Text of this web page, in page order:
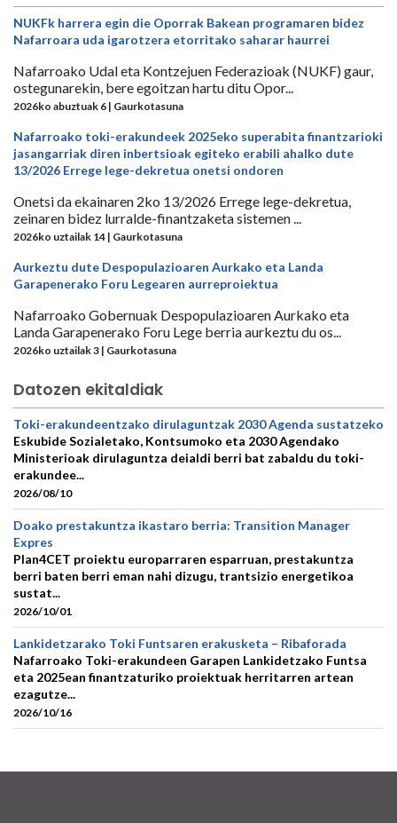
NUKFk harrera egin die Oporrak Bakean programaren bidez
Nafarroara uda igarotzera etorritako saharar haurrei
Nafarroako Udal eta Kontzejuen Federazioak (NUKF) gaur,
ostegunarekin, bere egoitzan hartu ditu Opor...
2026ko abuztuak 6 | Gaurkotasuna
Nafarroako toki-erakundeek 2025eko superabita finantzarioki
jasangarriak diren inbertsioak egiteko erabili ahalko dute
13/2026 Errege lege-dekretua onetsi ondoren
Onetsi da ekainaren 2ko 13/2026 Errege lege-dekretua,
zeinaren bidez lurralde-finantzaketa sistemen ...
2026ko uztailak 14 | Gaurkotasuna
Aurkeztu dute Despopulazioaren Aurkako eta Landa
Garapenerako Foru Legearen aurreproiektua
Nafarroako Gobernuak Despopulazioaren Aurkako eta
Landa Garapenerako Foru Lege berria aurkeztu du os...
2026ko uztailak 3 | Gaurkotasuna
Datozen ekitaldiak
Toki-erakundeentzako dirulaguntzak 2030 Agenda sustatzeko
Eskubide Sozialetako, Kontsumoko eta 2030 Agendako
Ministerioak dirulaguntza deialdi berri bat zabaldu du toki-
erakundee...
2026/08/10
Doako prestakuntza ikastaro berria: Transition Manager
Expres
Plan4CET proiektu europarraren esparruan, prestakuntza
berri baten berri eman nahi dizugu, trantsizio energetikoa
sustat...
2026/10/01
Lankidetzarako Toki Funtsaren erakusketa – Ribaforada
Nafarroako Toki-erakundeen Garapen Lankidetzako Funtsa
eta 2025ean finantzaturiko proiektuak herritarren artean
ezagutze...
2026/10/16